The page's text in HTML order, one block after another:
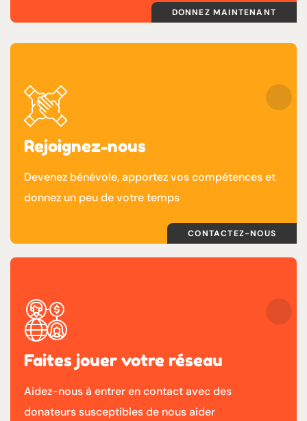
DONNEZ MAINTENANT
Rejoignez-nous
Devenez bénévole, apportez vos compétences et
donnez un peu de votre temps
CONTACTEZ-NOUS
Faites jouer votre réseau
Aidez-nous à entrer en contact avec des
donateurs susceptibles de nous aider